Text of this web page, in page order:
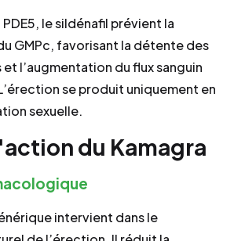
le sildénafil prévient la
GMPc, favorisant la détente des
et l’augmentation du flux sanguin
se produit uniquement en
sexuelle.
du Kamagra
intervient dans le